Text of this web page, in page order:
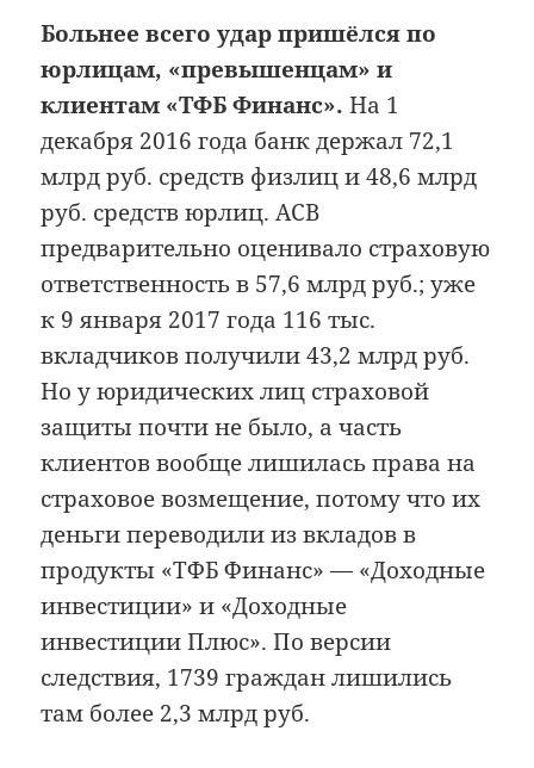
Больнее всего удар пришёлся по
юрлицам, «превышенцам» и
клиентам «ТФБ Финанс». На 1
декабря 2016 года банк держал 72,1
млрд руб. средств физлиц и 48,6 млрд
руб. средств юрлиц. АСВ
предварительно оценивало страховую
ответственность в 57,6 млрд руб.; уже
к 9 января 2017 года 116 тыс.
вкладчиков получили 43,2 млрд руб.
Но у юридических лиц страховой
защиты почти не было, а часть
клиентов вообще лишилась права на
страховое возмещение, потому что их
деньги переводили из вкладов в
продукты «ТФБ Финанс» — «Доходные
инвестиции» и «Доходные
инвестиции Плюс». По версии
следствия, 1739 граждан лишились
там более 2,3 млрд руб.